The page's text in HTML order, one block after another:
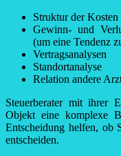
Struktur der Kosten
Gewinn- und
(um eine Tendenz
Vertragsanalysen
Standortanalyse
Relation andere
Steuerberater mit ihrer
Objekt eine komplexe
Entscheidung helfen, ob
entscheiden.